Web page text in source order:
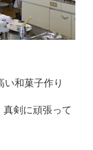
い和菓子作り
剣に頑張って